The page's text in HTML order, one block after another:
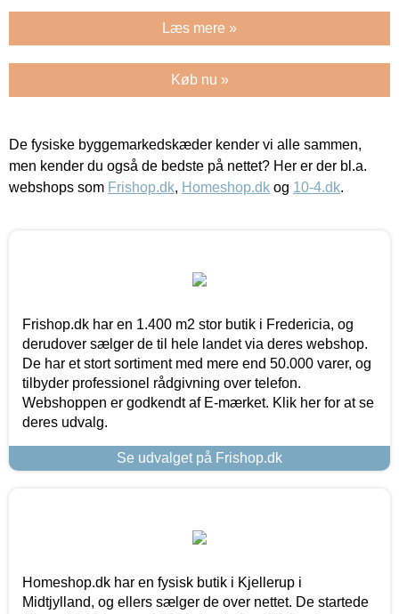
Læs mere »
Køb nu »
De fysiske byggemarkedskæder kender vi alle sammen,
men kender du også de bedste på nettet? Her er der bl.a.
webshops som Frishop.dk, Homeshop.dk og 10-4.dk.
Frishop.dk har en 1.400 m2 stor butik i Fredericia, og
derudover sælger de til hele landet via deres webshop.
De har et stort sortiment med mere end 50.000 varer, og
tilbyder professionel rådgivning over telefon.
Webshoppen er godkendt af E-mærket. Klik her for at se
deres udvalg.
Se udvalget på Frishop.dk
Homeshop.dk har en fysisk butik i Kjellerup i
Midtjylland, og ellers sælger de over nettet. De startede